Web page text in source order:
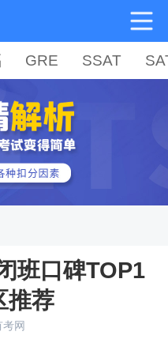
GRE SSAT
班口碑TOP1
推荐
考网